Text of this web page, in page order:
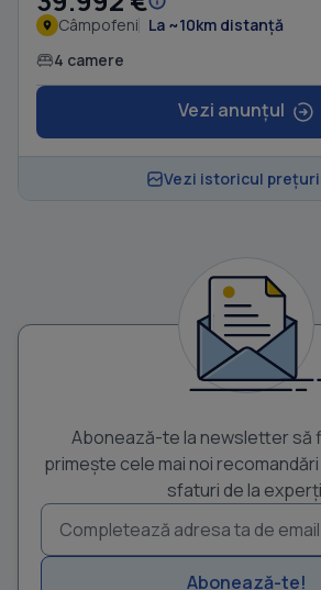
Câmpofeni La ~10km distanță
4 camere
Vezi anunțul
Vezi istoricul
Abonează-te la newsletter să
primește cele mai noi
sfaturi de la
Abonează-te!